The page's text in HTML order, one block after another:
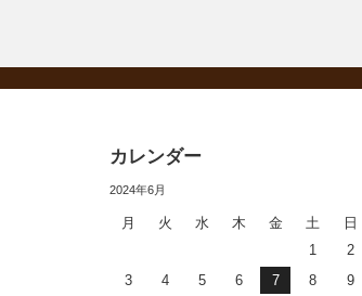
カレンダー
2024年6月
月 火 水 木 金 土 日
1
2
3
4 5 6 7 8 9